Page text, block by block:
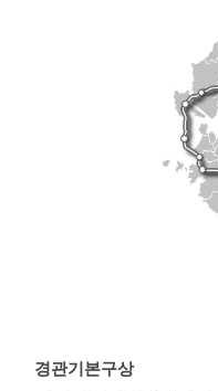
경관기본구상